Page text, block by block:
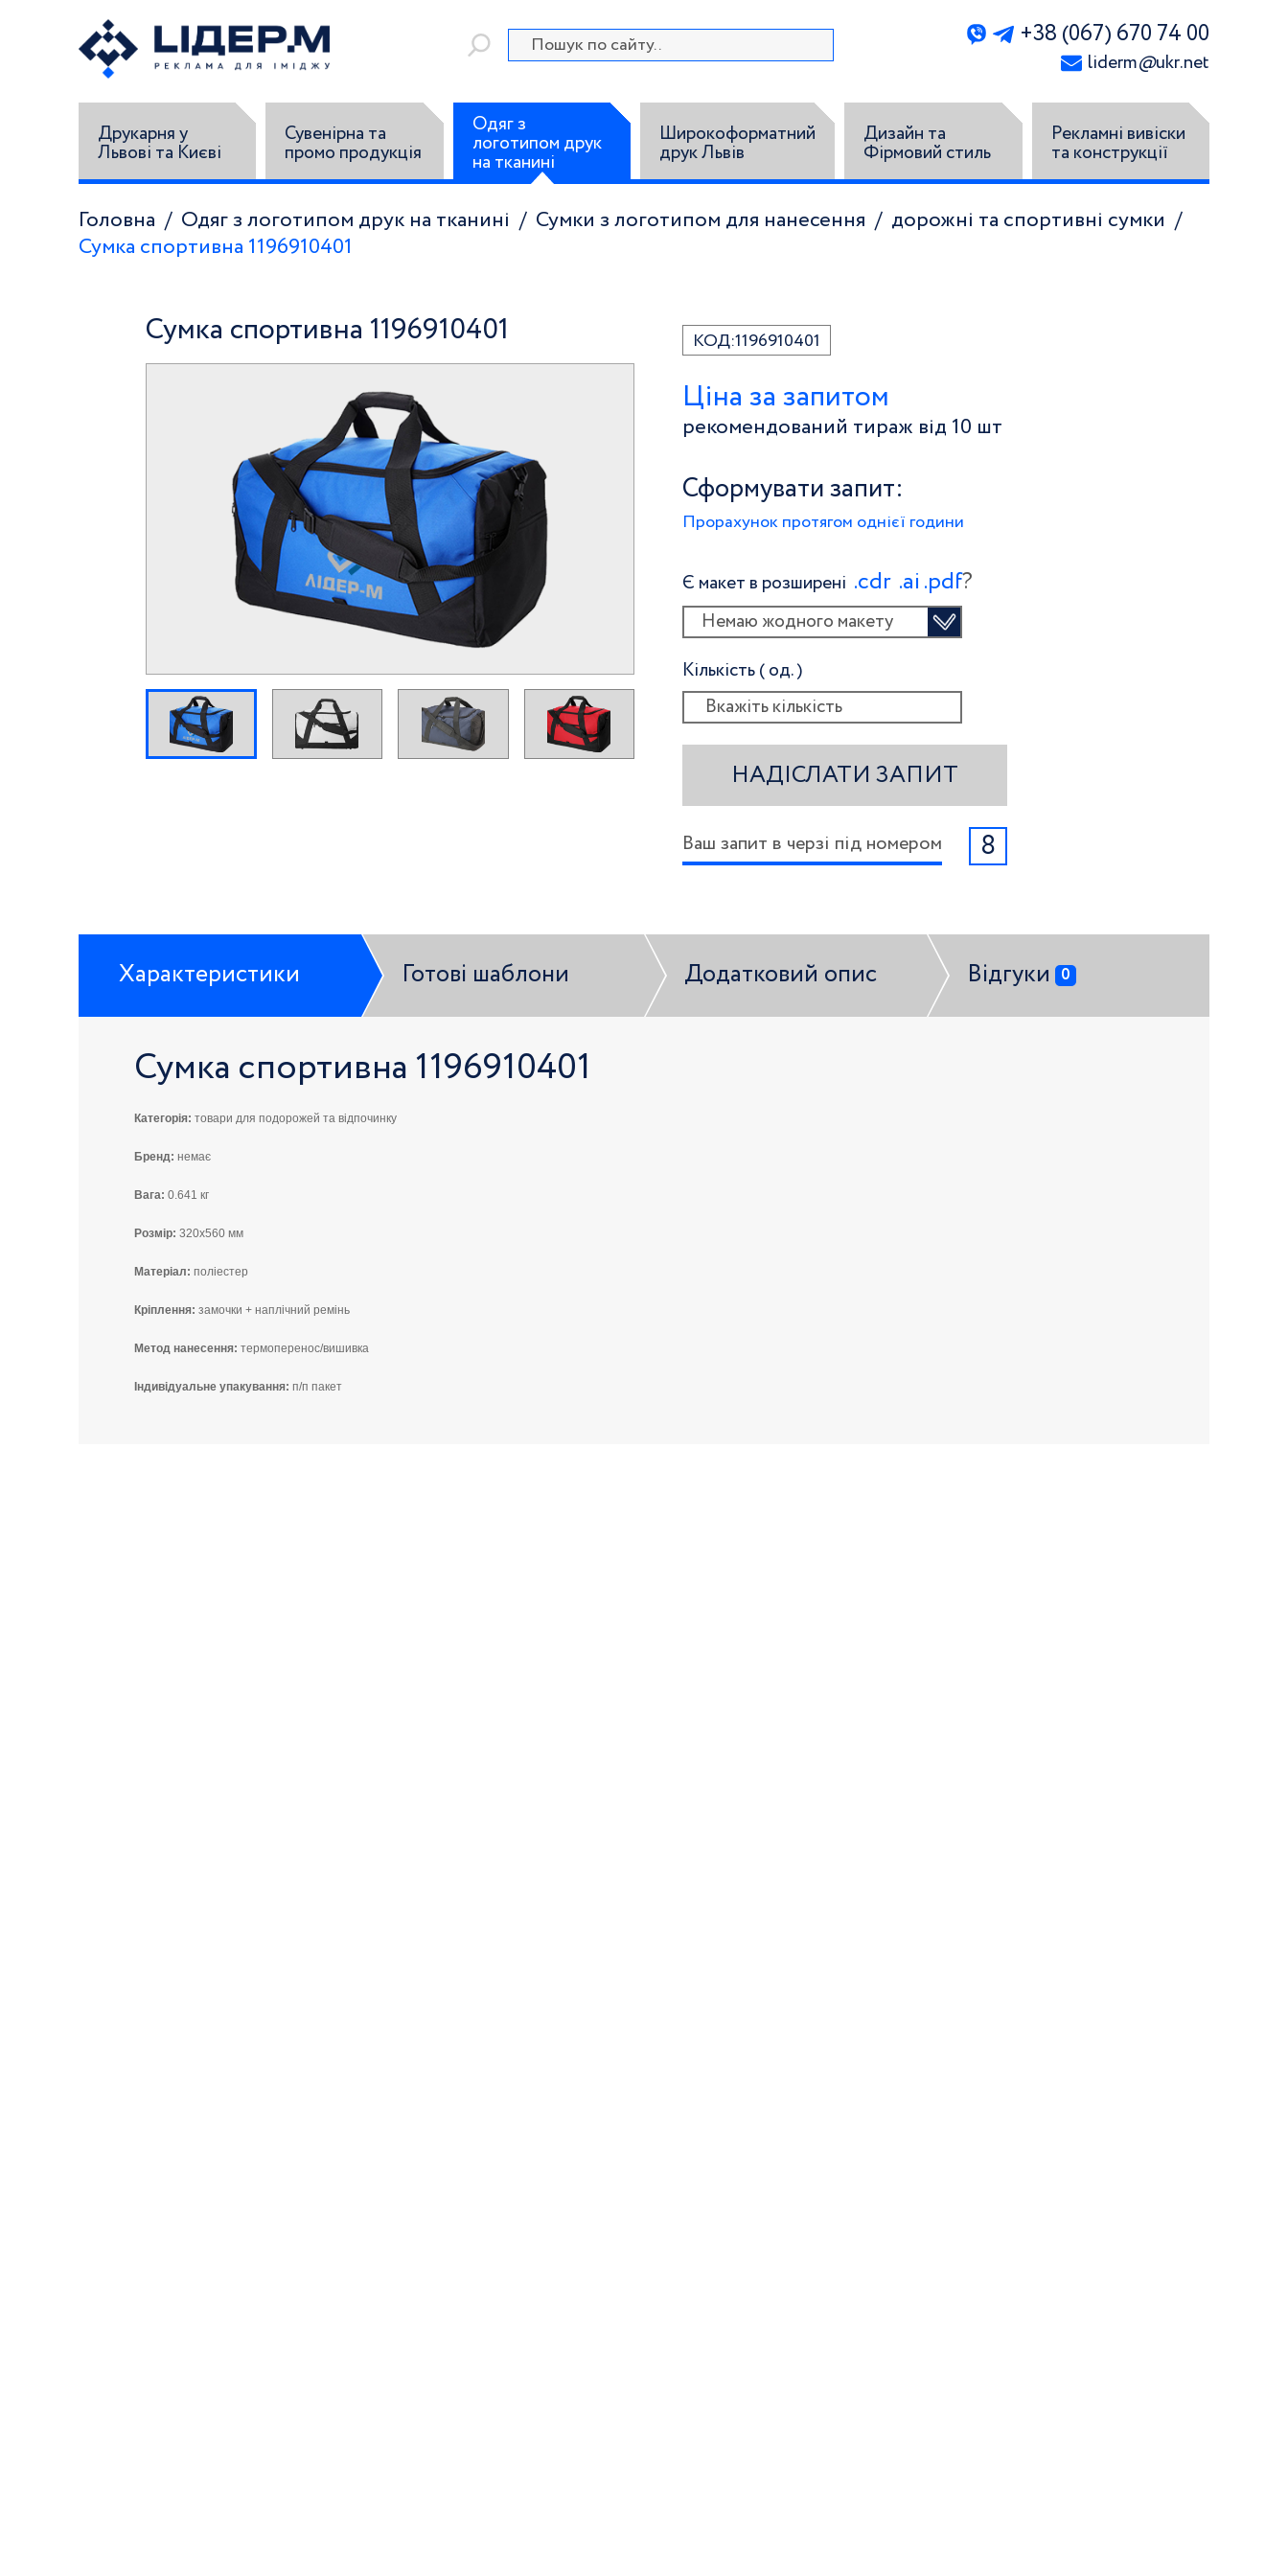
+38 (067) 670 74 00
liderm@ukr.net
Друкарня у
Львові та Києві
Сувенірна та
промо продукція
Одяг з
логотипом друк
на тканині
Широкоформатний
друк Львів
Дизайн та
Фірмовий стиль
Рекламні вивіски
та конструкції
Головна Одяг з логотипом друк на тканині Сумки з логотипом для нанесення
дорожні та спортивні сумки
Сумка спортивна 1196910401
Сумка спортивна 1196910401 КОД:1196910401
Ціна за запитом
рекомендований тираж від 10 шт
Сформувати запит:
Прорахунок протягом однієї години
Є макет в розширені .сdr .ai .pdf?
Немаю жодного макету
Кількість ( од. )
НАДІСЛАТИ ЗАПИТ
Ваш запит в черзі під номером 8
Характеристики Готові шаблони Додатковий опис Відгуки 0
Сумка спортивна 1196910401
Категорія: товари для подорожей та відпочинку
Бренд: немає
Вага: 0.641 кг
Розмір: 320x560 мм
Матеріал: поліестер
Кріплення: замочки + наплічний ремінь
Метод нанесення: термоперенос/вишивка
Індивідуальне упакування: п/п пакет